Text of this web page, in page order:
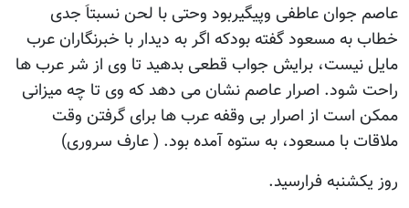
عاصم جوان عاطفی وپیگیربود وحتی با لحن نسبتاَ جدی
خطاب به مسعود گفته بودکه اگر به دیدار با خبرنگاران عرب
مایل نیست، برایش جواب قطعی بدهید تا وی از شر عرب ها
راحت شود. اصرار عاصم نشان می دهد که وی تا چه میزانی
ممکن است از اصرار بی وقفه عرب ها برای گرفتن وقت
ملاقات با مسعود، به ستوه آمده بود. ( عارف سروری)
روز یکشنبه فرارسید.